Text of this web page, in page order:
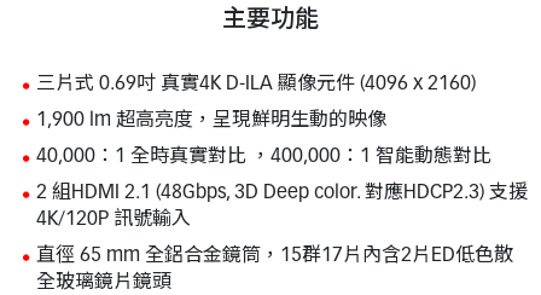
主要功能
三片式 0.69吋 真實4K D-ILA 顯像元件 (4096 x 2160)
1,900 lm 超高亮度，呈現鮮明生動的映像
40,000：1 全時真實對比 ，400,000：1 智能動態對比
2 組HDMI 2.1 (48Gbps, 3D Deep color. 對應HDCP2.3) 支援
4K/120P 訊號輸入
直徑 65 mm 全鋁合金鏡筒，15群17片內含2片ED低色散
全玻璃鏡片鏡頭